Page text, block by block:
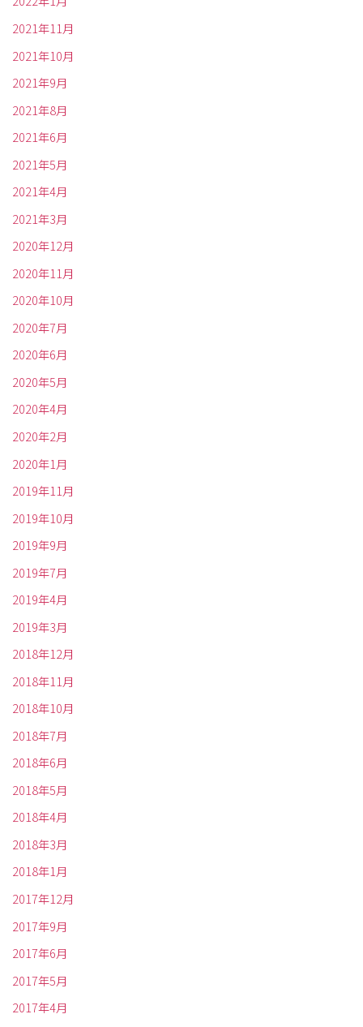
2021年11月
2021年10月
2021年9月
2021年8月
2021年6月
2021年5月
2021年4月
2021年3月
2020年12月
2020年11月
2020年10月
2020年7月
2020年6月
2020年5月
2020年4月
2020年2月
2020年1月
2019年11月
2019年10月
2019年9月
2019年7月
2019年4月
2019年3月
2018年12月
2018年11月
2018年10月
2018年7月
2018年6月
2018年5月
2018年4月
2018年3月
2018年1月
2017年12月
2017年9月
2017年6月
2017年5月
2017年4月